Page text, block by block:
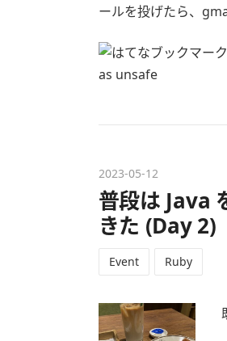
ールを投げたら、
2023-05-12
普段は Java
きた (Day 2)
Event Ruby